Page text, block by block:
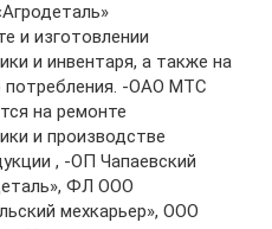
и изготовлении
и инвентаря, а также на
потребления. -ОАО МТС
на ремонте
и производстве
, -ОП Чапаевский
ФЛ ООО
мехкарьер», ООО